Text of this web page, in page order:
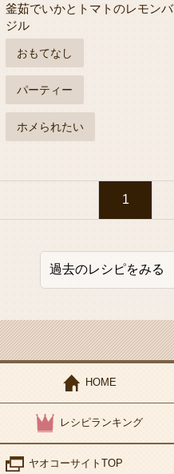
釜茹でいかとトマトのレモンバ
ジル
おもてなし
パーティー
ホメられたい
1
HOME
レシピランキング
ヤオコーサイトTOP